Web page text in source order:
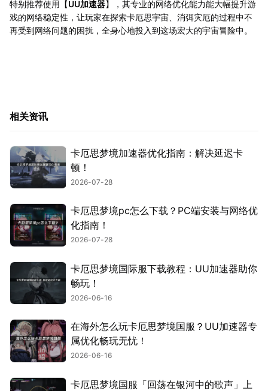
特别推荐使用【UU加速器】，其专业的网络优化能力能大幅提升游
戏的网络稳定性，让玩家在探索卡厄思宇宙、消弭灾厄的过程中不
再受到网络问题的困扰，全身心地投入到这场宏大的宇宙冒险中。
相关资讯
卡厄思梦境加速器优化指南：解决延迟卡
顿！
2026-07-28
卡厄思梦境pc怎么下载？PC端安装与网络优
化指南！
2026-07-28
卡厄思梦境国际服下载教程：UU加速器助你
畅玩！
2026-06-16
在海外怎么玩卡厄思梦境国服？UU加速器专
属优化畅玩无忧！
2026-06-16
卡厄思梦境国服「回荡在银河中的歌声」上